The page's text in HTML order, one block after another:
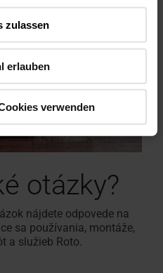
zulassen
erlauben
verwenden
otázky?
nájdete odpovede na
sa používania, montáže,
a služieb Roto.